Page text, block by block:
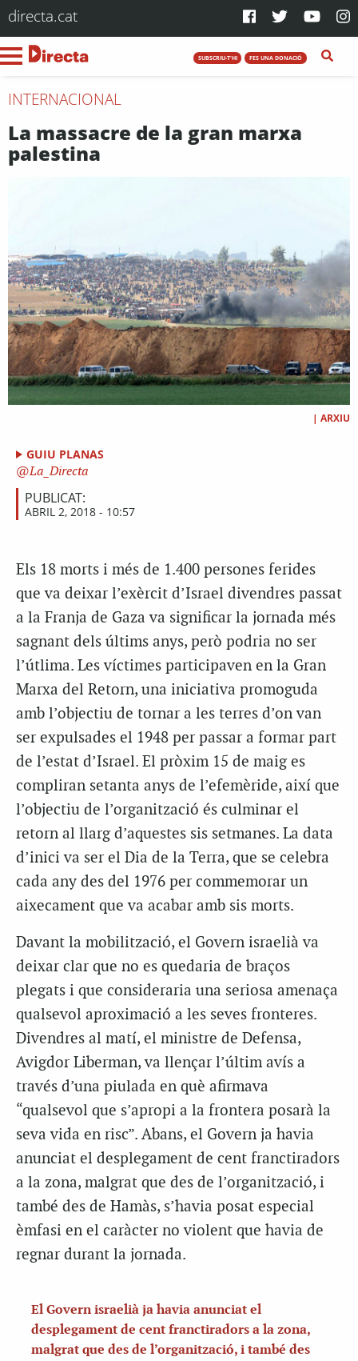
directa.cat
SUBSCRIU-T'HI FES UNA DONACIÓ
INTERNACIONAL
La massacre de la gran marxa
palestina
| ARXIU
GUIU PLANAS
La_Directa
PUBLICAT:
ABRIL 2, 2018 - 10:57
Els 18 morts i més de 1.400 persones ferides
que va deixar l’exèrcit d’Israel divendres passat
a la Franja de Gaza va significar la jornada més
sagnant dels últims anys, però podria no ser
l’útlima. Les víctimes participaven en la Gran
Marxa del Retorn, una iniciativa promoguda
amb l’objectiu de tornar a les terres d’on van
ser expulsades el 1948 per passar a formar part
de l’estat d’Israel. El pròxim 15 de maig es
compliran setanta anys de l’efemèride, així que
l’objectiu de l’organització és culminar el
retorn al llarg d’aquestes sis setmanes. La data
d’inici va ser el Dia de la Terra, que se celebra
cada any des del 1976 per commemorar un
aixecament que va acabar amb sis morts.
Davant la mobilització, el Govern israelià va
deixar clar que no es quedaria de braços
plegats i que consideraria una seriosa amenaça
qualsevol aproximació a les seves fronteres.
Divendres al matí, el ministre de Defensa,
Avigdor Liberman, va llençar l’últim avís a
través d’una piulada en què afirmava
“qualsevol que s’apropi a la frontera posarà la
seva vida en risc”. Abans, el Govern ja havia
anunciat el desplegament de cent franctiradors
a la zona, malgrat que des de l’organització, i
també des de Hamàs, s’havia posat especial
èmfasi en el caràcter no violent que havia de
regnar durant la jornada.
El Govern israelià ja havia anunciat el
desplegament de cent franctiradors a la zona,
malgrat que des de l’organització, i també des